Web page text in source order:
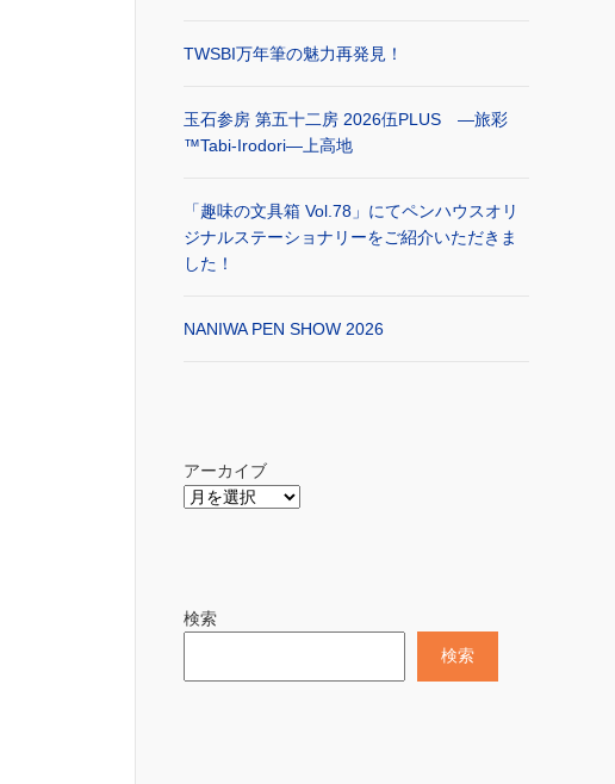
TWSBI万年筆の魅力再発見！
玉石参房 第五十二房 2026伍PLUS ―旅彩
™Tabi-Irodori―上高地
「趣味の文具箱 Vol.78」にてペンハウスオリ
ジナルステーショナリーをご紹介いただきま
した！
NANIWA PEN SHOW 2026
アーカイブ
検索
検索